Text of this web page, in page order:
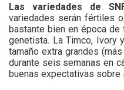
Las variedades de
variedades serán fértiles
bastante bien en época de
genetista. La Timco, Ivory
tamaño extra grandes
durante seis semanas en
buenas expectativas